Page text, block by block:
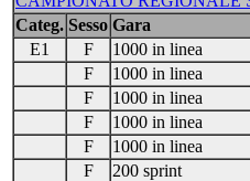
Categ. Sesso Gara
E1
F 1000 in linea
F
1000 in linea
F
1000 in linea
F
1000 in linea
F
1000 in linea
F
200 sprint